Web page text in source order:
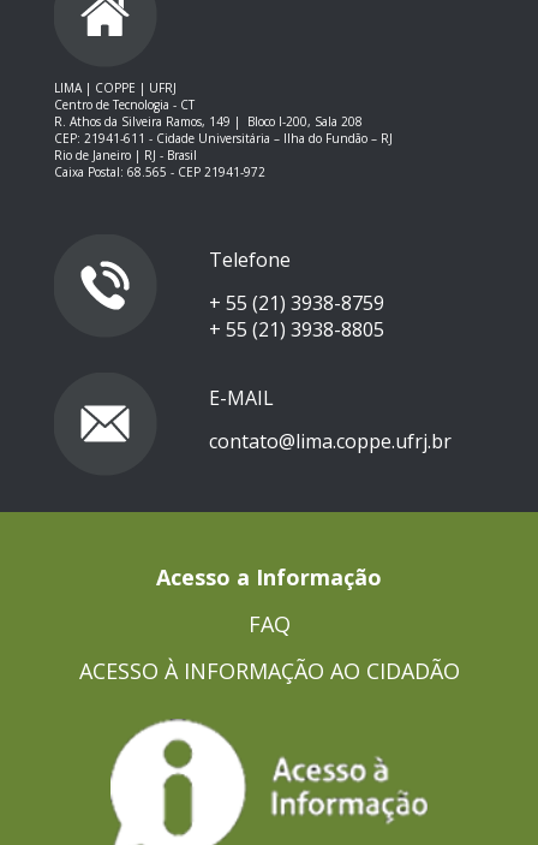
LIMA | COPPE | UFRJ
Centro de Tecnologia - CT
R. Athos da Silveira Ramos, 149 |
Bloco I-200, Sala 208
CEP: 21941-611 - Cidade Universitária – Ilha do Fundão – RJ
Rio de Janeiro | RJ - Brasil
Caixa Postal: 68.565 - CEP 21941-972
Telefone
+ 55 (21) 3938-8759
+ 55 (21) 3938-8805
E-MAIL
contato@lima.coppe.ufrj.br
Acesso a Informação
FAQ
ACESSO À INFORMAÇÃO AO CIDADÃO